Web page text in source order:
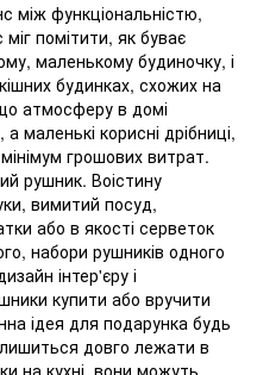
між функціональністю,
помітити, як буває
маленькому будиночку, і
будинках, схожих на
атмосферу в домі
маленькі корисні дрібниці,
грошових витрат.
рушник. Воістину
вимитий посуд,
або в якості серветок
набори рушників одного
інтер'єру і
купити або вручити
ідея для подарунка будь
довго лежати в